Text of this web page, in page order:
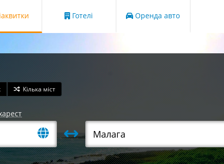
Готелі Оренда авто
Кілька міст